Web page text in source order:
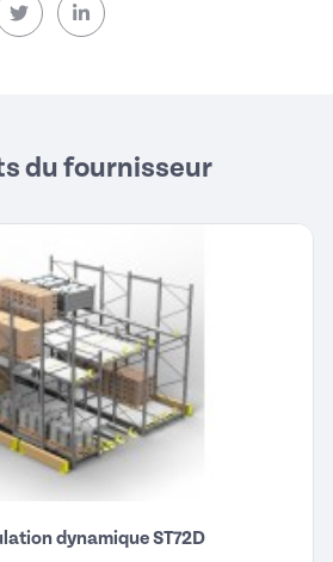
(nouvelle fenêtre)
sur Twitter (nouvelle fenêtre)
sur Linkedin (nouvelle fenêtre)
du fournisseur
dynamique ST72D